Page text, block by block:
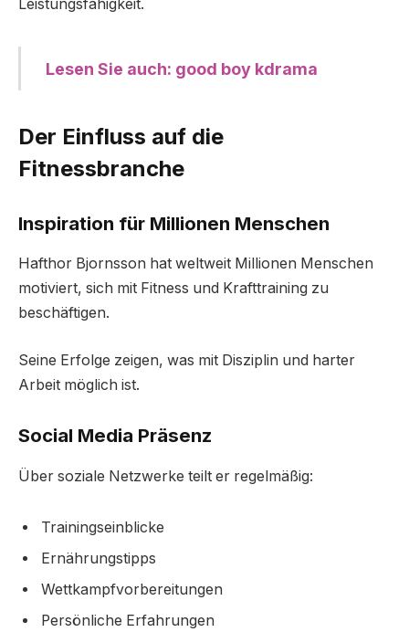
Leistungsfähigkeit.
Lesen Sie auch: good boy kdrama
Der Einfluss auf die
Fitnessbranche
Inspiration für Millionen Menschen
Hafthor Bjornsson hat weltweit Millionen Menschen
motiviert, sich mit Fitness und Krafttraining zu
beschäftigen.
Seine Erfolge zeigen, was mit Disziplin und harter
Arbeit möglich ist.
Social Media Präsenz
Über soziale Netzwerke teilt er regelmäßig:
Trainingseinblicke
Ernährungstipps
Wettkampfvorbereitungen
Persönliche Erfahrungen